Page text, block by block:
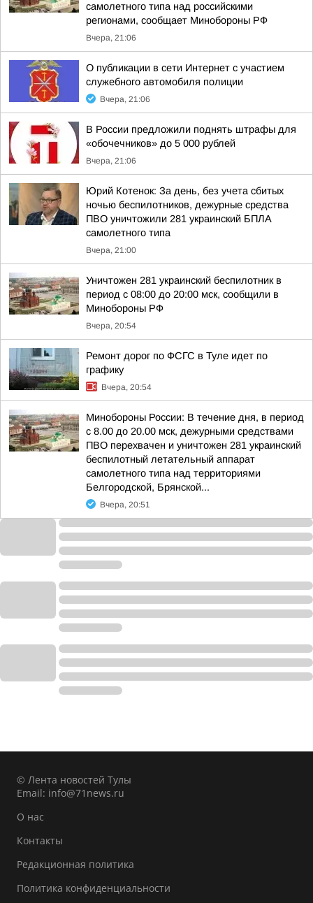
самолетного типа над российскими
регионами, сообщает Минобороны РФ
Вчера, 21:06
О публикации в сети Интернет с участием
служебного автомобиля полиции
Вчера, 21:06
В России предложили поднять штрафы для
«обочечников» до 5 000 рублей
Вчера, 21:06
Юрий Котенок: За день, без учета сбитых
ночью беспилотников, дежурные средства
ПВО уничтожили 281 украинский БПЛА
самолетного типа
Вчера, 21:00
Уничтожен 281 украинский беспилотник в
период с 08:00 до 20:00 мск, сообщили в
Минобороны РФ
Вчера, 20:54
Ремонт дорог по ФСГС в Туле идет по
графику
Вчера, 20:54
Минобороны России: В течение дня, в период
с 8.00 до 20.00 мск, дежурными средствами
ПВО перехвачен и уничтожен 281 украинский
беспилотный летательный аппарат
самолетного типа над территориями
Белгородской, Брянской...
Вчера, 20:51
© Лента новостей Тулы
Email: info@71news.ru
О нас
Контакты
Редакционная политика
Политика конфиденциальности